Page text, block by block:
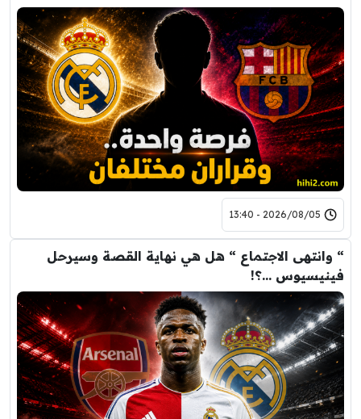
2026/08/05 - 13:40
“ وانتهى الاجتماع “ هل هي نهاية القصة وسيرحل
فينيسيوس …؟!